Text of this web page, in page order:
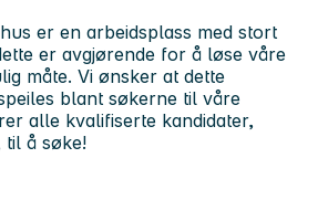
er en arbeidsplass med stort
er avgjørende for å løse våre
måte. Vi ønsker at dette
blant søkerne til våre
alle kvalifiserte kandidater,
til å søke!